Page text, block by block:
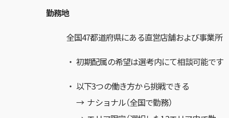
勤務地
全国47都道府県にある直営店舗および事業所
初期配属の希望は選考内にて相談可能です
以下3つの働き方から挑戦できる
→ ナショナル（全国で勤務）